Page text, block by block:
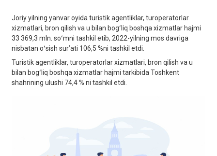
Joriy yilning yanvar oyida turistik agentliklar, turoperatorlar
xizmatlari, bron qilish va u bilan bogʻliq boshqa xizmatlar hajmi
33 369,3 mln. soʻmni tashkil etib, 2022-yilning mos davriga
nisbatan oʻsish surʼati 106,5 %ni tashkil etdi.
Turistik agentliklar, turoperatorlar xizmatlari, bron qilish va u
bilan bogʻliq boshqa xizmatlar hajmi tarkibida Toshkent
shahrining ulushi 74,4 % ni tashkil etdi.